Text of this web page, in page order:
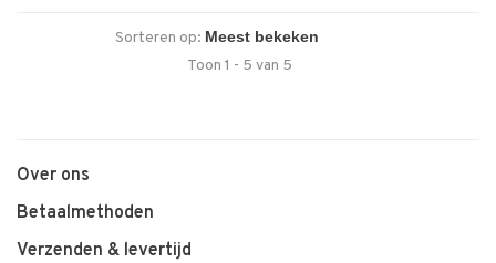
Sorteren op:
Toon 1 - 5 van 5
Over ons
Betaalmethoden
Verzenden & levertijd